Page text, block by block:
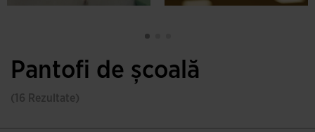
Pantofi de școală
(16 Rezultate)